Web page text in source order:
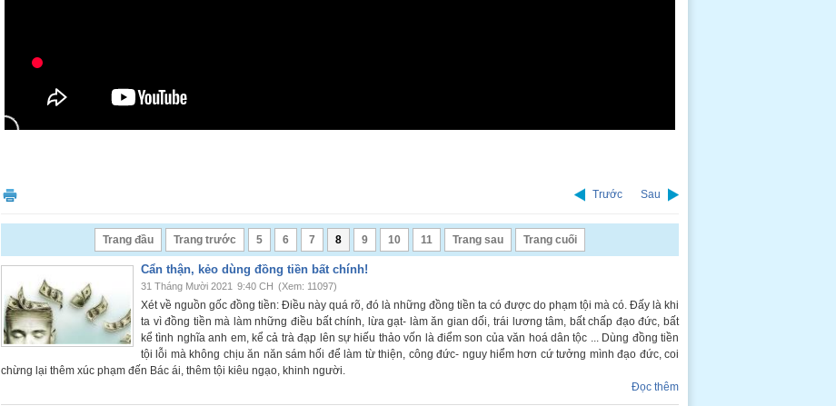
Trước Sau
Trang đầu Trang trước 5 6 7 8 9 10 11 Trang sau Trang cuối
Cẩn thận, kẻo dùng đồng tiền bất chính!
31 Tháng Mười 2021 9:40 CH (Xem: 11097)
Xét về nguồn gốc đồng tiền: Điều này quá rõ, đó là những đồng tiền ta có được do phạm tội mà có. Đấy là khi
ta vì đồng tiền mà làm những điều bất chính, lừa gạt- làm ăn gian dối, trái lương tâm, bất chấp đạo đức, bất
kể tình nghĩa anh em, kể cả trà đạp lên sự hiếu thảo vốn là điểm son của văn hoá dân tộc ... Dùng đồng tiền
tội lỗi mà không chịu ăn năn sám hối để làm từ thiện, công đức- nguy hiểm hơn cứ tưởng mình đạo đức, coi
chừng lại thêm xúc phạm đến Bác ái, thêm tội kiêu ngạo, khinh người.
Đọc thêm